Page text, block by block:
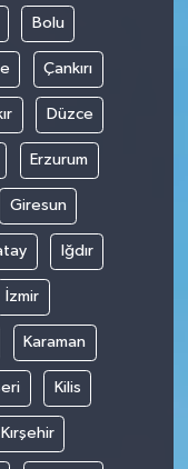
Bolu
Çankırı
Düzce
Erzurum
Giresun
Iğdır
İzmir
Karaman
Kilis
Kırşehir